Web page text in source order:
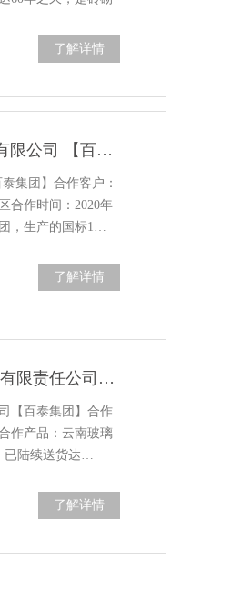
了解详情
广东混凝土化粪池 -合作佛山市万科金域有限公司 【百泰集团】
集团】合作客户：
合作时间：2020年
，生产的国标1…
了解详情
合作客户：曲靖云岭湖畔房地产开发经营有限责任公司​【百泰集团】
【百泰集团】合作
作产品：云南玻璃
已陆续送货达…
了解详情